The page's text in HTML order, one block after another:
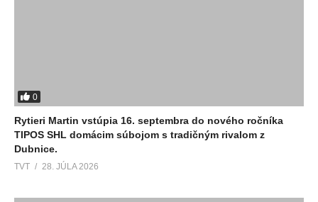
0
Rytieri Martin vstúpia 16. septembra do nového ročníka
TIPOS SHL domácim súbojom s tradičným rivalom z
Dubnice.
TVT 28. JÚLA 2026